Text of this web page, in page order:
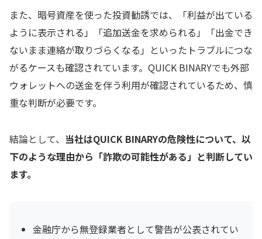
また、暗号資産を使った投資勧誘では、「利益が出ている
ように表示される」「追加送金を求められる」「出金でき
ないまま連絡が取りづらくなる」といったトラブルにつな
がるケースも確認されています。QUICK BINARYでも外部
ウォレットへの送金を伴う利用が確認されているため、慎
重な判断が必要です。
結論として、 当社はQUICK BINARYの危険性について、以
下のような理由から「詐欺の可能性がある」と判断してい
ます。
金融庁から無登録業者として警告が公表されてい